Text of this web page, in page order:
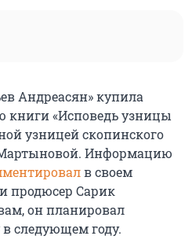
Андреасян» купила
книги «Исповедь узницы
узницей скопинского
Информацию
в своем
продюсер Сарик
он планировал
следующем году.